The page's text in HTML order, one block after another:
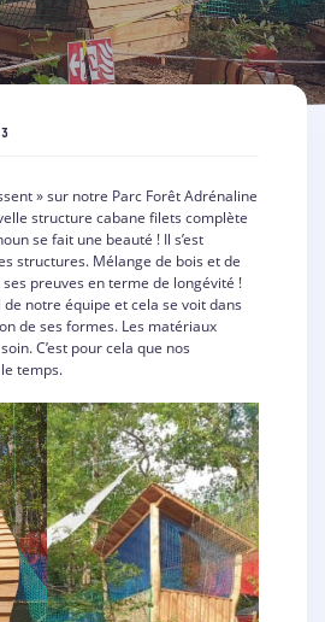
» sur notre Parc Forêt Adrénaline
structure cabane filets complète
se fait une beauté ! Il s’est
structures. Mélange de bois et de
preuves en terme de longévité !
de notre équipe et cela se voit dans
de ses formes. Les matériaux
C’est pour cela que nos
temps.